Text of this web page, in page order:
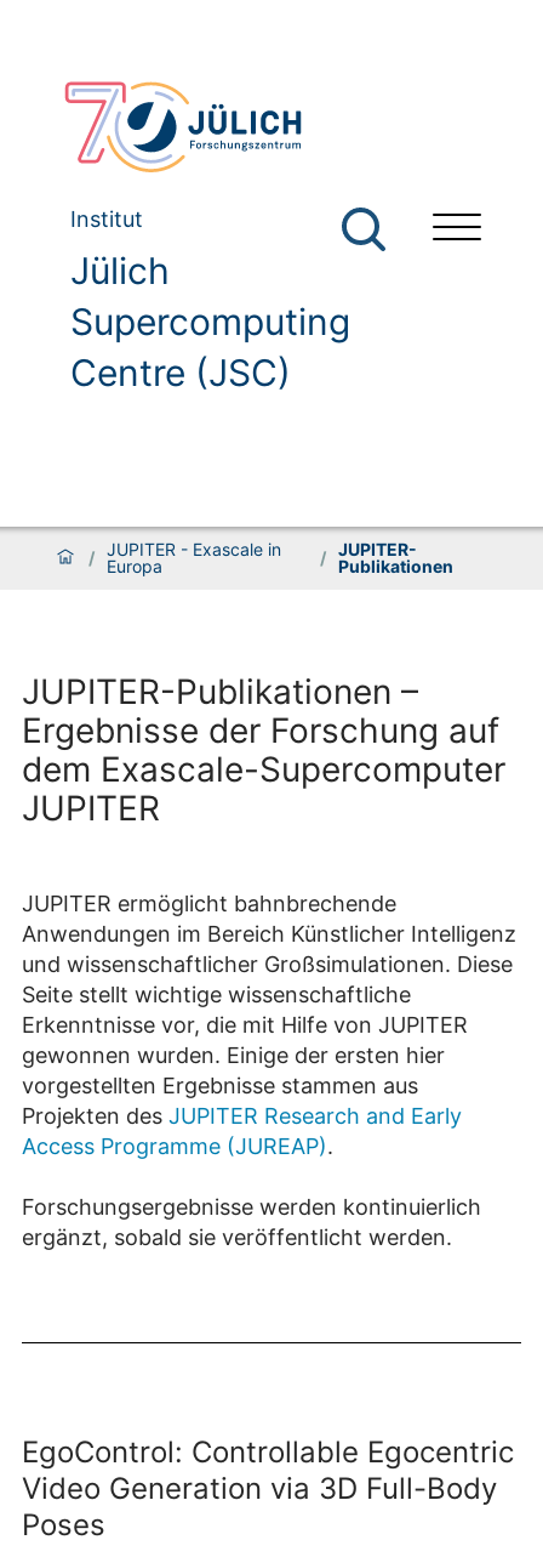
Institut
Jülich
Supercomputing
Centre (JSC)
/ JUPITER - Exascale in
Europa
/
JUPITER-
Publikationen
JUPITER-Publikationen –
Ergebnisse der Forschung auf
dem Exascale-Supercomputer
JUPITER
JUPITER ermöglicht bahnbrechende
Anwendungen im Bereich Künstlicher Intelligenz
und wissenschaftlicher Großsimulationen. Diese
Seite stellt wichtige wissenschaftliche
Erkenntnisse vor, die mit Hilfe von JUPITER
gewonnen wurden. Einige der ersten hier
vorgestellten Ergebnisse stammen aus
Projekten des JUPITER Research and Early
Access Programme (JUREAP).
Forschungsergebnisse werden kontinuierlich
ergänzt, sobald sie veröffentlicht werden.
EgoControl: Controllable Egocentric
Video Generation via 3D Full-Body
Poses